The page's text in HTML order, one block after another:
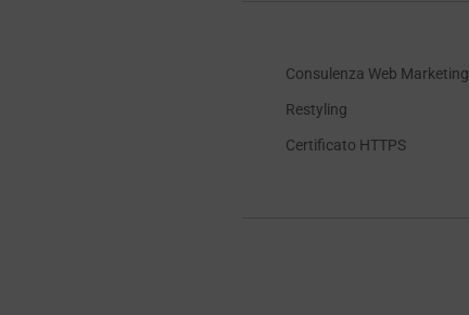
Consulenza Web Marketing
Restyling
Certificato HTTPS